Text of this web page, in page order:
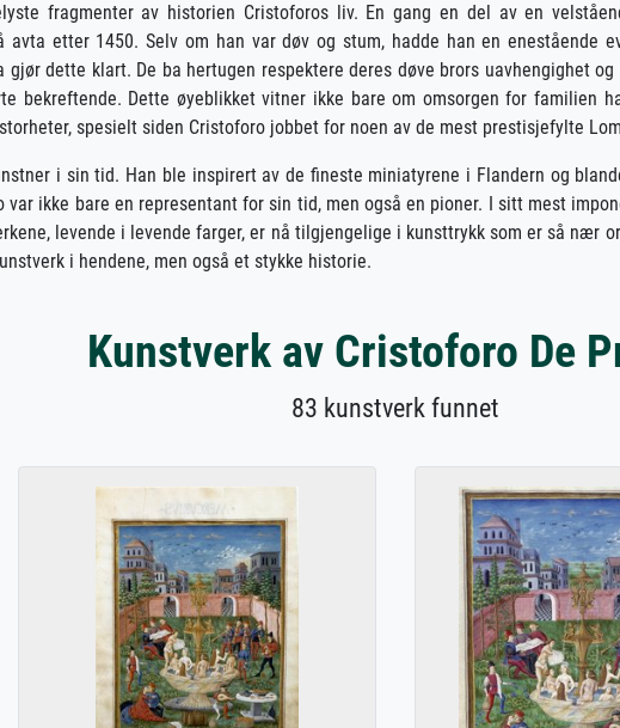
fragmenter av historien Cristoforos liv. En gang en del av en
etter 1450. Selv om han var døv og stum, hadde han en enestående
gjør dette klart. De ba hertugen respektere deres døve brors uavhengighet
bekreftende. Dette øyeblikket vitner ikke bare om omsorgen for familien
spesielt siden Cristoforo jobbet for noen av de mest prestisjefylte
i sin tid. Han ble inspirert av de fineste miniatyrene i Flandern og
ikke bare en representant for sin tid, men også en pioner. I sitt mest
levende i levende farger, er nå tilgjengelige i kunsttrykk som er så
i hendene, men også et stykke historie.
Kunstverk av Cristoforo De
83 kunstverk funnet